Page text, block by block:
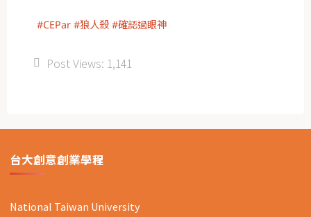
#CEPar #狼人殺 #確認過眼神
Post Views: 1,141
台大創意創業學程
National Taiwan University